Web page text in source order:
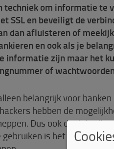
techniek om informatie te
SSL en beveiligt de
dan afluisteren of
en ook als je
informatie zijn maar het
of
belangrijk voor
hebben de
Dus ook de data
gebruiken is het voor